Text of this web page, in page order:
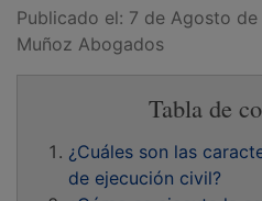
Publicado el: 7 de Agosto
Muñoz Abogados
Tabla de
¿Cuáles son las
de ejecución civil?